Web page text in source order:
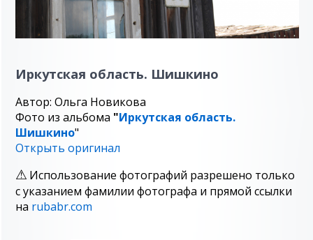
Иркутская область. Шишкино
Автор: Ольга Новикова
Фото из альбома "Иркутская область.
Шишкино"
Открыть оригинал
Использование фотографий разрешено только
с указанием фамилии фотографа и прямой ссылки
на rubabr.com